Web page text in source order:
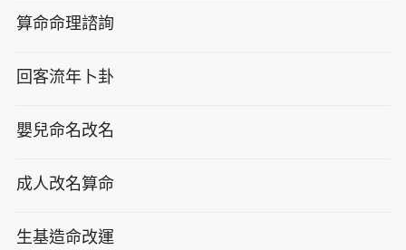
算命命理諮詢
回客流年卜卦
嬰兒命名改名
成人改名算命
生基造命改運